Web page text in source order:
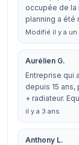
occupée de la
planning a
Modifié il y a un
Aurélien G.
Entreprise qui
depuis 15
+ radiateur.
il y a 3 ans
Anthony L.